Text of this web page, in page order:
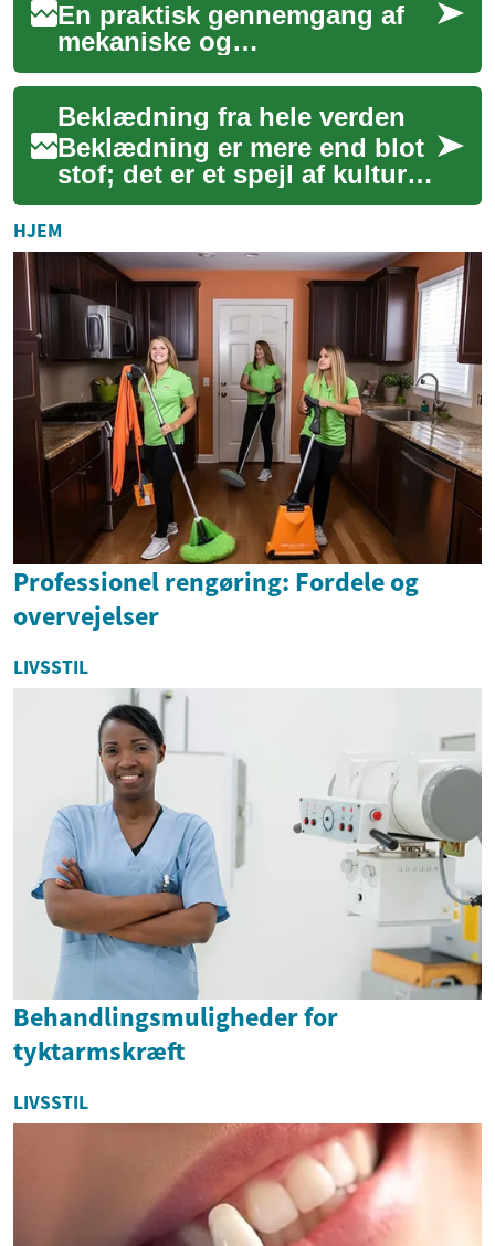
En praktisk gennemgang af
mekaniske og
kvartsbevægelser i
armbåndsure, designet til at
belyse forskelle i præcision,
...
Beklædning fra hele verden
Beklædning er mere end blot
stof; det er et spejl af kultur,
historie og personlig
identitet, der strækker sig
over k...
HJEM
Professionel rengøring: Fordele og
overvejelser
LIVSSTIL
Behandlingsmuligheder for
tyktarmskræft
LIVSSTIL